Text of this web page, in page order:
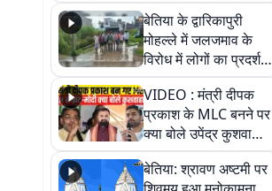
पुल
बेतिया के द्वारिकापुरी
मोहल्ले में जलजमाव के
विरोध में लोगों का प्रदर्शन,
स्थायी समाधान की मांग
VIDEO : मंत्री दीपक
प्रकाश के MLC बनने पर
क्या बोले उपेंद्र कुशवाहा,
सुनिए
बेतिया: श्रावण अष्टमी पर